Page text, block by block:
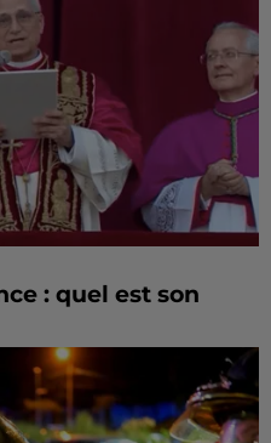
: quel est son